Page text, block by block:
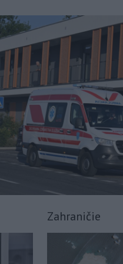
Zahraničie